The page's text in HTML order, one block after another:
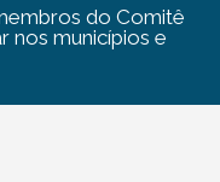
do Comitê
nos municípios e